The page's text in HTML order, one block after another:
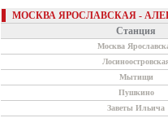
МОСКВА ЯРОСЛАВСКАЯ -
Станция
Москва
Мытищи
Пушкино
Заветы Ильича